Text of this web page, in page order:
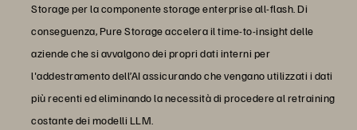
Storage per la componente storage enterprise all-flash. Di
conseguenza, Pure Storage accelera il time-to-insight delle
aziende che si avvalgono dei propri dati interni per
l'addestramento dell’AI assicurando che vengano utilizzati i dati
più recenti ed eliminando la necessità di procedere al retraining
costante dei modelli LLM.